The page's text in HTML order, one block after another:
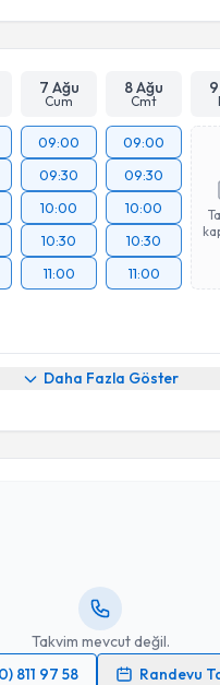
7 Ağu
Cum
8 Ağu
Cmt
09:00
09:30
10:00
10:30
11:00
09:00
09:30
10:00
10:30
11:00
Daha Fazla Göster
Takvim mevcut değil.
811 97 58
Randevu